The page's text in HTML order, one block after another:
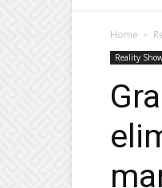
Home
Reality